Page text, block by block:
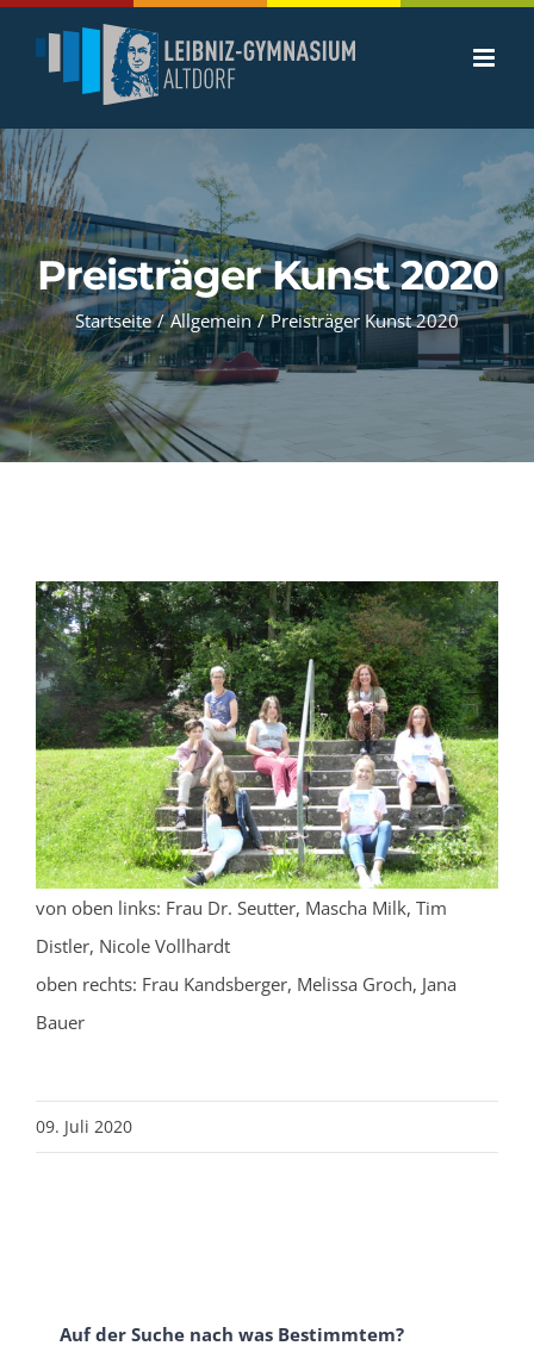
Inhalt
Preisträger Kunst 2020
Startseite / Allgemein / Preisträger Kunst 2020
von oben links: Frau Dr. Seutter, Mascha Milk, Tim
Distler, Nicole Vollhardt
oben rechts: Frau Kandsberger, Melissa Groch, Jana
Bauer
09. Juli 2020
Auf der Suche nach was Bestimmtem?